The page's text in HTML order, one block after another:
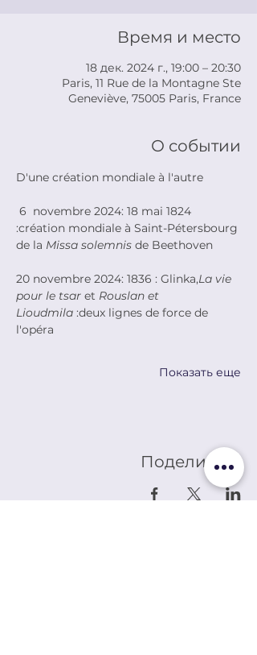
Время и место
18 дек. 2024 г., 19:00 – 20:30
Paris, 11 Rue de la Montagne Ste
Geneviève, 75005 Paris, France
О событии
D'une création mondiale à l'autre
6  novembre 2024: 18 mai 1824
:création mondiale à Saint-Pétersbourg
de la Missa solemnis de Beethoven
20 novembre 2024: 1836 : Glinka,La vie
pour le tsar et Rouslan et
Lioudmila :deux lignes de force de
l'opéra
Показать еще
Поделиться